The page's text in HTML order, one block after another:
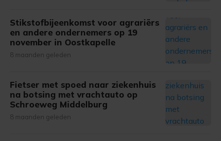
Stikstofbijeenkomst voor agrariërs
en andere ondernemers op 19
november in Oostkapelle
8 maanden geleden
Fietser met spoed naar ziekenhuis
na botsing met vrachtauto op
Schroeweg Middelburg
8 maanden geleden